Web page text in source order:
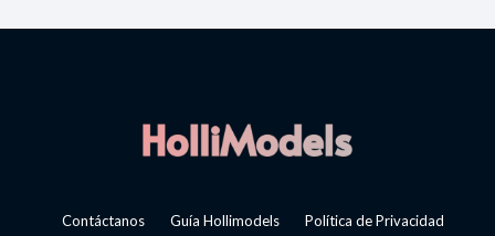
Contáctanos Guía Hollimodels Política de Privacidad